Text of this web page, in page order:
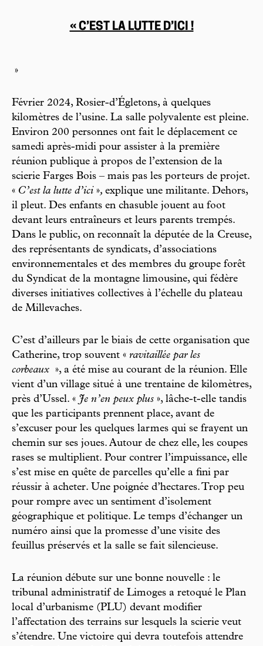
« C’EST LA LUTTE D’ICI !
»
Février 2024, Rosier-d’Égletons, à quelques
kilomètres de l’usine. La salle polyvalente est pleine.
Environ 200 personnes ont fait le déplacement ce
samedi après-midi pour assister à la première
réunion publique à propos de l’extension de la
scierie Farges Bois – mais pas les porteurs de projet.
« C’est la lutte d’ici », explique une militante. Dehors,
il pleut. Des enfants en chasuble jouent au foot
devant leurs entraîneurs et leurs parents trempés.
Dans le public, on reconnaît la députée de la Creuse,
des représentants de syndicats, d’associations
environnementales et des membres du groupe forêt
du Syndicat de la montagne limousine, qui fédère
diverses initiatives collectives à l’échelle du plateau
de Millevaches.
C’est d’ailleurs par le biais de cette organisation que
Catherine, trop souvent « ravitaillée par les
corbeaux », a été mise au courant de la réunion. Elle
vient d’un village situé à une trentaine de kilomètres,
près d’Ussel. « Je n’en peux plus », lâche-t-elle tandis
que les participants prennent place, avant de
s’excuser pour les quelques larmes qui se frayent un
chemin sur ses joues. Autour de chez elle, les coupes
rases se multiplient. Pour contrer l’impuissance, elle
s’est mise en quête de parcelles qu’elle a fini par
réussir à acheter. Une poignée d’hectares. Trop peu
pour rompre avec un sentiment d’isolement
géographique et politique. Le temps d’échanger un
numéro ainsi que la promesse d’une visite des
feuillus préservés et la salle se fait silencieuse.
La réunion débute sur une bonne nouvelle : le
tribunal administratif de Limoges a retoqué le Plan
local d’urbanisme (PLU) devant modifier
l’affectation des terrains sur lesquels la scierie veut
s’étendre. Une victoire qui devra toutefois attendre